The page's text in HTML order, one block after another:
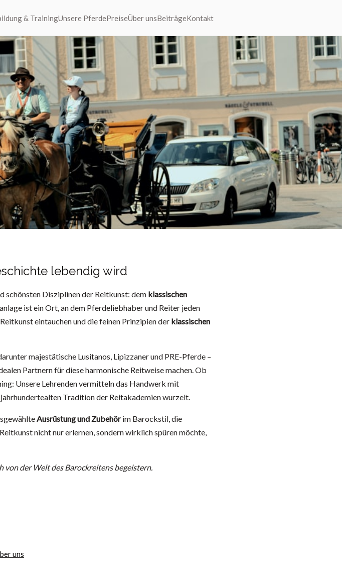
& TrainingUnsere PferdePreiseÜber unsBeiträgeKontakt
lebendig wird
schönsten Disziplinen der Reitkunst: dem klassischen
ist ein Ort, an dem Pferdeliebhaber und Reiter jeden
eintauchen und die feinen Prinzipien der klassischen
majestätische Lusitanos, Lipizzaner und PRE-Pferde –
Partnern für diese harmonische Reitweise machen. Ob
Unsere Lehrenden vermitteln das Handwerk mit
jahrhundertealten Tradition der Reitakademien wurzelt.
Ausrüstung und Zubehörim Barockstil, die
nicht nur erlernen, sondern wirklich spüren möchte,
von der Welt des Barockreitens begeistern.
uns